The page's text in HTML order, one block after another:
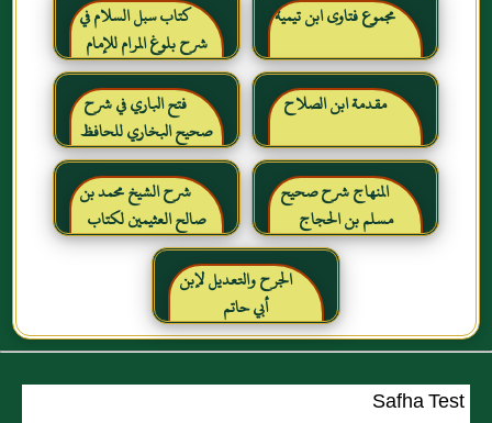
مجموع فتاوى ابن تيمية
كتاب سبل السلام في
شرح بلوغ المرام للإمام
الصنعاني رحمه الله
مقدمة ابن الصلاح
فتح الباري في شرح
صحيح البخاري للحافظ
ابن حجر العسقلاني
المنهاج شرح صحيح
مسلم بن الحجاج
شرح الشيخ محمد بن
صالح العثيمين لكتاب
رياض الصالحين للإمام
النووي رحمهم الله تعالىالجرح والتعديل لإبن
أبي حاتم
Safha Test